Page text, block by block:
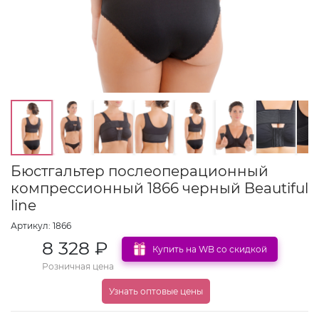
Бюстгальтер послеоперационный
компрессионный 1866 черный Beautiful
line
Артикул: 1866
8 328 ₽
Розничная цена
Купить на WB со скидкой
Узнать оптовые цены